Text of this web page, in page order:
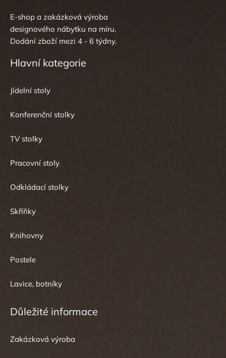
E-shop a zakázková výroba
designového nábytku na míru.
Dodání zboží mezi 4 - 6 týdny.
Hlavní kategorie
Jídelní stoly
Konferenční stolky
TV stolky
Pracovní stoly
Odkládací stolky
Skříňky
Knihovny
Postele
Lavice, botníky
Důležité informace
Zakázková výroba